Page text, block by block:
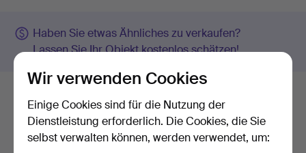
Haben Sie etwas Ähnliches zu verkaufen?
Lassen Sie Ihr Objekt kostenlos schätzen!
Gebotsverlauf
4 20. Nov, 00:59 2 583 USD
Wir verwenden Cookies
Einige Cookies sind für die Nutzung der
Dienstleistung erforderlich. Die Cookies, die Sie
selbst verwalten können, werden verwendet, um: